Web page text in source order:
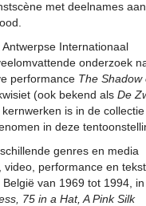
met deelnames
Internationaal
onderzoek
performance The Shadow
(ook bekend als De
is in de
in deze
genres en media
performance en
van 1969 tot 1994,
75 in a Hat,A Pink Silk